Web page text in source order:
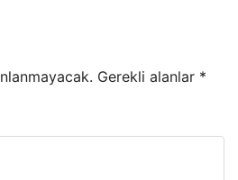
Gerekli alanlar *